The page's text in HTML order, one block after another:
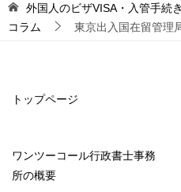
外国人のビザVISA・入管手続
コラム
東京出入国在留管理
トップページ
ワンツーコール行政書士事務
所の概要